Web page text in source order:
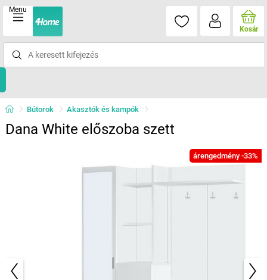
Menu
Kosár
Bútorok Akasztók és kampók
Dana White előszoba szett
árengedmény -33%